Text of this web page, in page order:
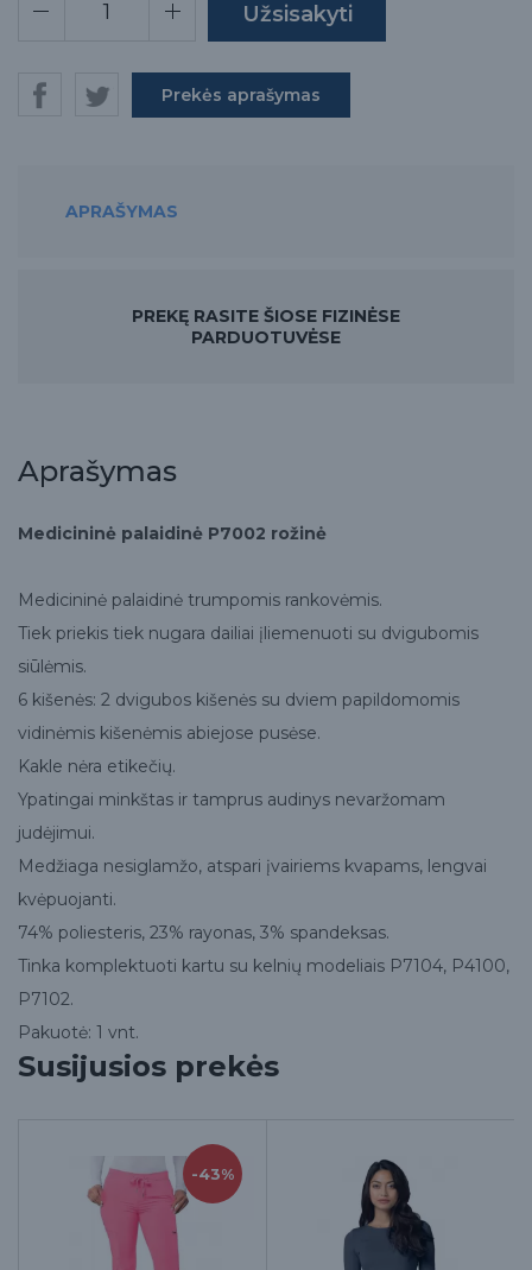
Prekės aprašymas
APRAŠYMAS
PREKĘ RASITE ŠIOSE FIZINĖSE
PARDUOTUVĖSE
Aprašymas
Medicininė palaidinė P7002 rožinė
Medicininė palaidinė trumpomis rankovėmis.
Tiek priekis tiek nugara dailiai įliemenuoti su dvigubomis
siūlėmis.
6 kišenės: 2 dvigubos kišenės su dviem papildomomis
vidinėmis kišenėmis abiejose pusėse.
Kakle nėra etikečių.
Ypatingai minkštas ir tamprus audinys nevaržomam
judėjimui.
Medžiaga nesiglamžo, atspari įvairiems kvapams, lengvai
kvėpuojanti.
74% poliesteris, 23% rayonas, 3% spandeksas.
Tinka komplektuoti kartu su kelnių modeliais P7104, P4100,
P7102.
Pakuotė: 1 vnt.
Susijusios prekės
-43%